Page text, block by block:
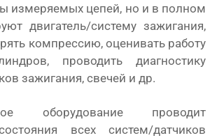
измеряемых цепей, но и в полном
двигатель/систему зажигания,
компрессию, оценивать работу
проводить диагностику
зажигания, свечей и др.
оборудование проводит
всех систем/датчиков